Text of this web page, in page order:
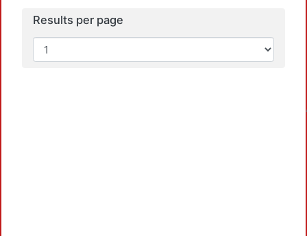
Results per page